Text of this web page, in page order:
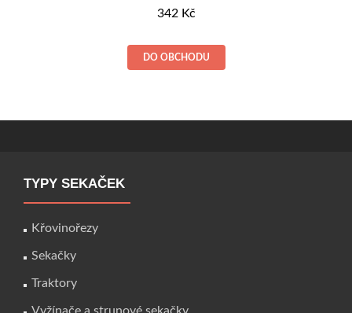
342 Kč
DO OBCHODU
TYPY SEKAČEK
Křovinořezy
Sekačky
Traktory